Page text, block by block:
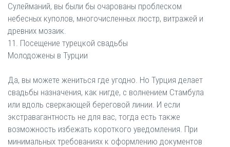
Сулейманий, вы были бы очарованы проблеском
небесных куполов, многочисленных люстр, витражей и
древних мозаик.
11. Посещение турецкой свадьбы
Молодожены в Турции
Да, вы можете жениться где угодно. Но Турция делает
свадьбы назначения, как нигде, с волнением Стамбула
или вдоль сверкающей береговой линии. И если
экстравагантность не для вас, тогда есть также
возможность избежать короткого уведомления. При
минимальных требованиях к оформлению документов